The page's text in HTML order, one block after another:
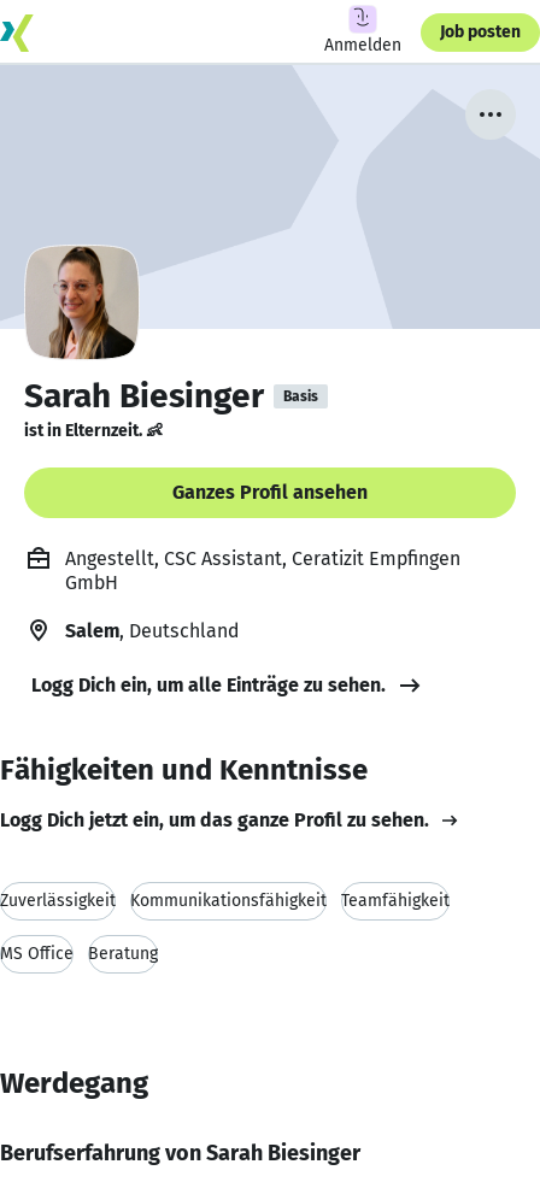
Anmelden
Job posten
Sarah Biesinger Basis
ist in Elternzeit. 👶
Ganzes Profil ansehen
Angestellt, CSC Assistant, Ceratizit Empfingen
GmbH
Salem, Deutschland
Logg Dich ein, um alle Einträge zu sehen.
Fähigkeiten und Kenntnisse
Logg Dich jetzt ein, um das ganze Profil zu sehen.
Zuverlässigkeit Kommunikationsfähigkeit Teamfähigkeit
MS Office Beratung
Werdegang
Berufserfahrung von Sarah Biesinger